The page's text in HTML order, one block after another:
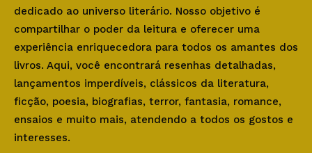
dedicado ao universo literário. Nosso objetivo é
compartilhar o poder da leitura e oferecer uma
experiência enriquecedora para todos os amantes dos
livros. Aqui, você encontrará resenhas detalhadas,
lançamentos imperdíveis, clássicos da literatura,
ficção, poesia, biografias, terror, fantasia, romance,
ensaios e muito mais, atendendo a todos os gostos e
interesses.